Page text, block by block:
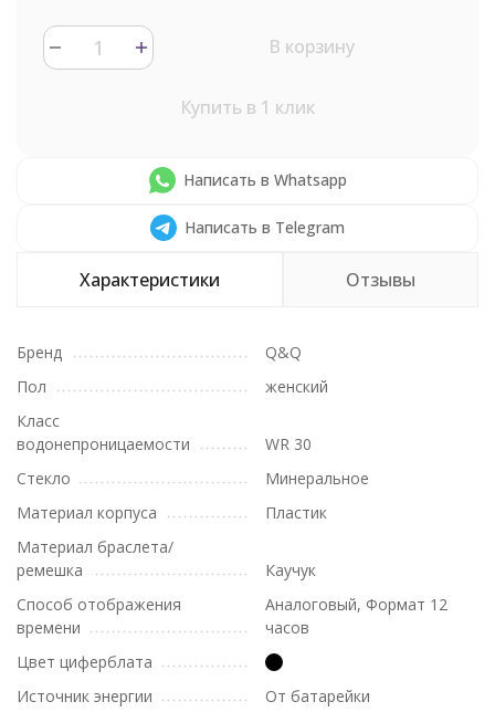
В корзину
Купить в 1 клик
Написать в Whatsapp
Написать в Telegram
Характеристики Отзывы
Бренд
Q&Q
Пол
женский
Класс
водонепроницаемости
WR 30
Стекло
Минеральное
Материал корпуса
Пластик
Материал браслета/
ремешка
Каучук
Способ отображения
времени
Аналоговый, Формат 12
часов
Цвет циферблата
Источник энергии
От батарейки